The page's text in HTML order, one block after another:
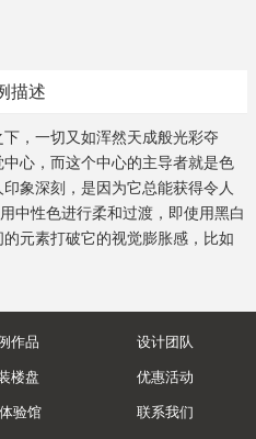
描述
，一切又如浑然天成般光彩夺
心，而这个中心的主导者就是色
象深刻，是因为它总能获得令人
中性色进行柔和过渡，即使用黑白
元素打破它的视觉膨胀感，比如
作品 设计团队
楼盘 优惠活动
验馆 联系我们